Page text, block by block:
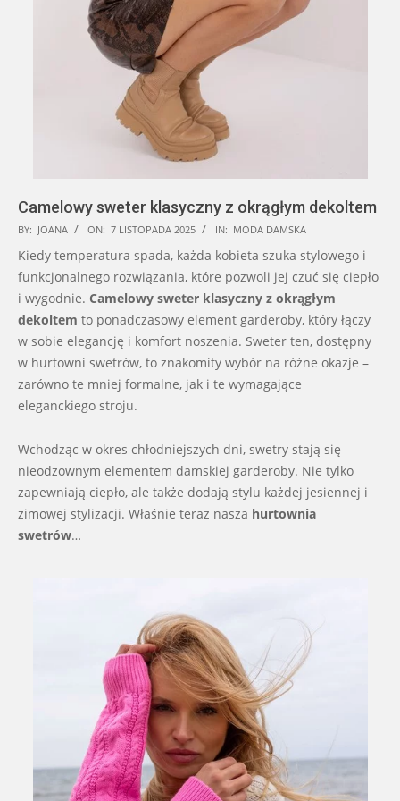
Camelowy sweter klasyczny z okrągłym dekoltem
2025-
11-
07
BY: JOANA ON: 7 LISTOPADA 2025 IN: MODA DAMSKA
Kiedy temperatura spada, każda kobieta szuka stylowego i
funkcjonalnego rozwiązania, które pozwoli jej czuć się ciepło
i wygodnie. Camelowy sweter klasyczny z okrągłym
dekoltem to ponadczasowy element garderoby, który łączy
w sobie elegancję i komfort noszenia. Sweter ten, dostępny
w hurtowni swetrów, to znakomity wybór na różne okazje –
zarówno te mniej formalne, jak i te wymagające
eleganckiego stroju.
Wchodząc w okres chłodniejszych dni, swetry stają się
nieodzownym elementem damskiej garderoby. Nie tylko
zapewniają ciepło, ale także dodają stylu każdej jesiennej i
zimowej stylizacji. Właśnie teraz nasza hurtownia
swetrów…